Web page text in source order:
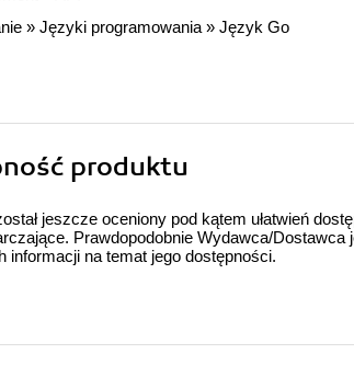
» Języki programowania » Język Go
produktu
jeszcze oceniony pod kątem ułatwień
Prawdopodobnie Wydawca/Dostawca
informacji na temat jego dostępności.